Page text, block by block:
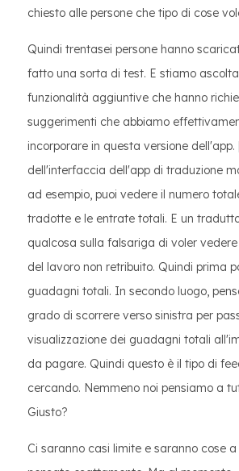
chiesto alle persone che tipo di cose
Quindi trentasei persone hanno
fatto una sorta di test. E stiamo
funzionalità aggiuntive che hanno
suggerimenti che abbiamo
incorporare in questa versione dell'app.
dell'interfaccia dell'app di traduzione
ad esempio, puoi vedere il numero
tradotte e le entrate totali. E un
qualcosa sulla falsariga di voler
del lavoro non retribuito. Quindi prima
guadagni totali. In secondo luogo,
grado di scorrere verso sinistra per
visualizzazione dei guadagni totali
da pagare. Quindi questo è il tipo di
cercando. Nemmeno noi pensiamo a
Giusto?
Ci saranno casi limite e saranno cose